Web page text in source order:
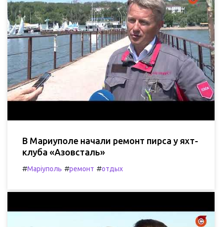
В Мариуполе начали ремонт пирса у яхт-
клуба «Азовсталь»
#Маріуполь #ремонт #отдых